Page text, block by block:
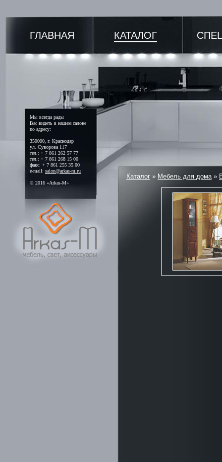
Мы всегда рады
Вас видеть в нашем салоне
по адресу:
350000, г. Краснодар
ул. Суворова 117
тел.: + 7 861 262 57 77
тел.: + 7 861 268 15 00
факс: + 7 861 255 35 00
e-mail: salon@arkas-m.ru
© 2016 «Arkas-M»
ГЛАВНАЯ КАТАЛОГ
Каталог » Мебель для дома»